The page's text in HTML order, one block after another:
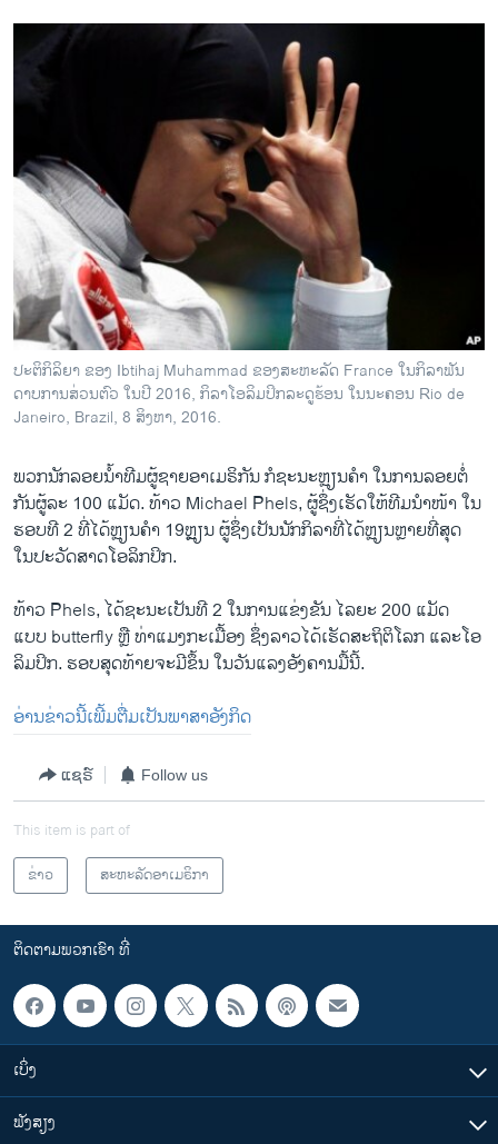
ປະຕິກິລິຍາ ຂອງ Ibtihaj Muhammad ຂອງສະຫະລັດ France ໃນກິລາຟັນ
ດາບການສ່ວນຕົວ ໃນປີ 2016, ກິລາໂອລິມປິກລະດູຮ້ອນ ໃນນະຄອນ Rio de
Janeiro, Brazil, 8 ສິງຫາ, 2016.
ພວກນັກລອຍນ້ຳທີມຜູ້ຊາຍອາເມຣິກັນ ກໍຊະນະຫຼຽນຄຳ ໃນການ​ລອຍ​ຕໍ່​
ກັນ​ຜູ້​ລະ 100 ແມັດ. ທ້າວ Michael Phels, ຜູ້ຊຶ່ງເຮັດໃຫ້ທີມນຳໜ້າ ໃນ
ຮອບທີ 2 ທີ່ໄດ້ຫຼຽນຄຳ 19ຫຼຼຽນ ຜູ້ຊຶ່ງເປັນນັກກິລາທີ່​ໄດ້ຫຼຽນຫຼາຍທີ່ສຸດ
ໃນປະວັດສາດໂອລິກປິກ.
ທ້າວ Phels, ໄດ້ຊະນະເປັນທີ 2 ໃນການແຂ່ງຂັນ ໄລຍະ 200 ແມັດ
ແບບ butterfly ຫຼື ທ່າແມງກະເມື້ອງ ຊຶ່ງລາວໄດ້ເຮັດສະຖິຕິໂລກ ແລະໂອ
ລິມປິກ. ຮອບສຸດທ້າຍຈະມີຂຶ້ນ ໃນວັນແລງອັງຄານມື້ນີ້.
​ອ່ານ​ຂ່າວ​ນີ້​ເພີ້​ມຕື່ມ​ເປັນ​ພາສາ​ອັງກິດ
ແຊຣ໌ Follow us
This item is part of
ຂ່າວ
ສະຫະລັດອາເມຣິກາ
ຕິດຕາມພວກເຮົາ ທີ່
ເບິ່ງ
ຟັງສຽງ